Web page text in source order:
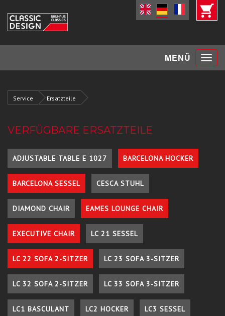
MENÜ Toggle
Service Ersatzteile
VERFÜGBARE ERSATZTEILE
ADJUSTABLE TABLE E 1027 BARCELONA HOCKER
BARCELONA SESSEL CESCA STUHL
DIAMOND CHAIR EAMES LOUNGE CHAIR
EXECUTIVE CHAIR LC 21 SESSEL
LC 22 SOFA 2-SITZER LC 23 SOFA 3-SITZER
LC 32 SOFA 2-SITZER LC 33 SOFA 3-SITZER
LC1 BASCULANT LC2 HOCKER LC3 SESSEL